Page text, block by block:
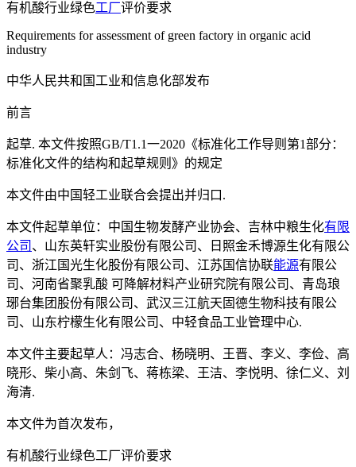
有机酸行业绿色工厂评价要求
Requirements for assessment of green factory in organic acid
industry
中华人民共和国工业和信息化部发布
前言
起草. 本文件按照GB/T1.1一2020《标准化工作导则第1部分：
标准化文件的结构和起草规则》的规定
本文件由中国轻工业联合会提出并归口.
本文件起草单位：中国生物发酵产业协会、吉林中粮生化有限
公司 、山东英轩实业股份有限公司、日照金禾博源生化有限公
司、浙江国光生化股份有限公司、江苏国信协联能源有限公
司、河南省聚乳酸 可降解材料产业研究院有限公司、青岛琅
琊台集团股份有限公司、武汉三江航天固德生物科技有限公
司、山东柠檬生化有限公司、中轻食品工业管理中心.
本文件主要起草人：冯志合、杨晓明、王晋、李义、李俭、高
晓形、柴小高、朱剑飞、蒋栋梁、王洁、李悦明、徐仁义、刘
海清.
本文件为首次发布，
有机酸行业绿色工厂评价要求